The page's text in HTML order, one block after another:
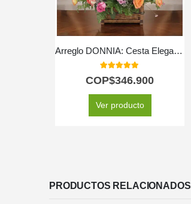
Arreglo DONNIA: Cesta Elegante con 34 Rosas para Sorprender 🌹
5.00
COP$346.900
Ver producto
PRODUCTOS RELACIONADOS